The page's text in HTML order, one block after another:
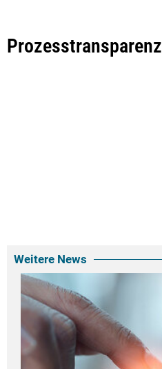
Prozesstransparenz
Weitere News